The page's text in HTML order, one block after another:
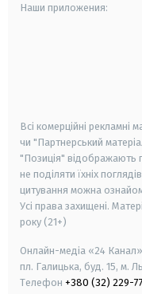
Наши приложения:
Всі комерційні рекламні
чи "Партнерський
"Позиція" відображають
не поділяти їхніх
цитування можна
Усі права захищені.
року (21+)
Онлайн-медіа «24 Канал»
пл. Галицька, буд. 15, м.
Телефон +380 (32) 229-